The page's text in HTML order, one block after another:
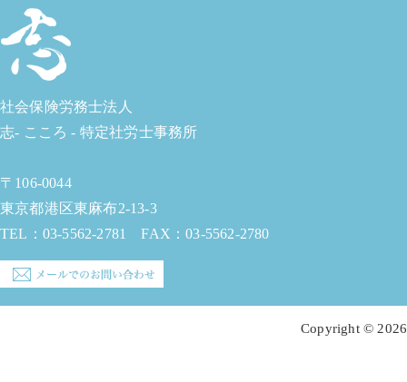
社会保険労務士法人
志- こころ - 特定社労士事務所
〒106-0044
東京都港区東麻布2-13-3
TEL： 03-5562-2781 FAX：03-5562-2780
Copyright ©